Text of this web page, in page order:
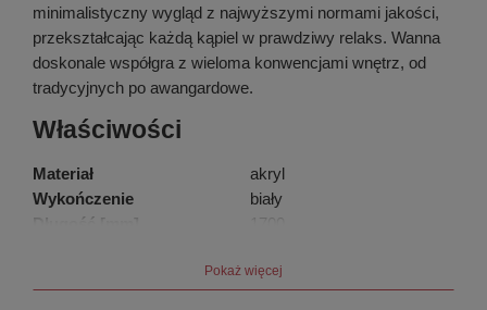
minimalistyczny wygląd z najwyższymi normami jakości,
przekształcając każdą kąpiel w prawdziwy relaks. Wanna
doskonale współgra z wieloma konwencjami wnętrz, od
tradycyjnych po awangardowe.
Właściwości
Materiał
akryl
Wykończenie
biały
Długość [mm]
1700
180
Pokaż więcej